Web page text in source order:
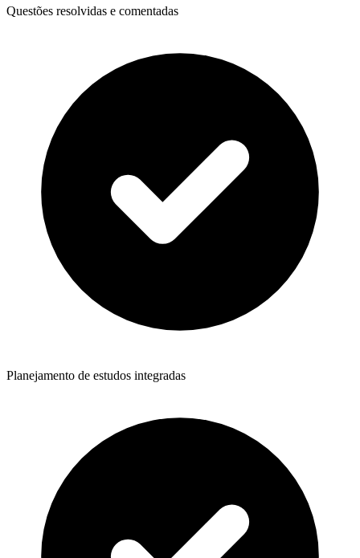
Questões resolvidas e comentadas
Planejamento de estudos integradas